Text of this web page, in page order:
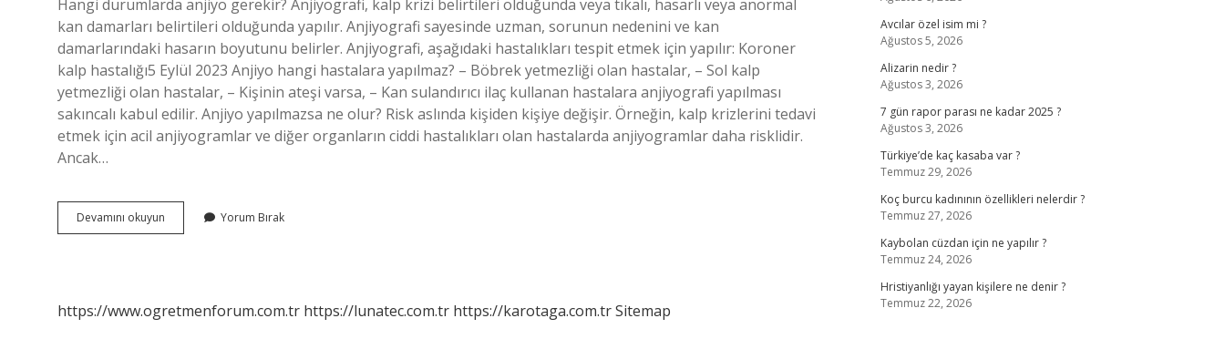
Hangi durumlarda anjiyo gerekir? Anjiyografi, kalp krizi belirtileri olduğunda veya tıkalı, hasarlı veya anormal
kan damarları belirtileri olduğunda yapılır. Anjiyografi sayesinde uzman, sorunun nedenini ve kan
damarlarındaki hasarın boyutunu belirler. Anjiyografi, aşağıdaki hastalıkları tespit etmek için yapılır: Koroner
kalp hastalığı5 Eylül 2023 Anjiyo hangi hastalara yapılmaz? – Böbrek yetmezliği olan hastalar, – Sol kalp
yetmezliği olan hastalar, – Kişinin ateşi varsa, – Kan sulandırıcı ilaç kullanan hastalara anjiyografi yapılması
sakıncalı kabul edilir. Anjiyo yapılmazsa ne olur? Risk aslında kişiden kişiye değişir. Örneğin, kalp krizlerini tedavi
etmek için acil anjiyogramlar ve diğer organların ciddi hastalıkları olan hastalarda anjiyogramlar daha risklidir.
Ancak…
Devamını okuyun
Hastalara
Yorum Bırak
https://www.ogretmenforum.com.tr https://lunatec.com.tr https://karotaga.com.trSitemap
Avcılar özel isim mi ?
Ağustos 5, 2026
Alizarin nedir ?
Ağustos 3, 2026
7 gün rapor parası ne kadar 2025 ?
Ağustos 3, 2026
Türkiye’de kaç kasaba var ?
Temmuz 29, 2026
Koç burcu kadınının özellikleri nelerdir ?
Temmuz 27, 2026
Kaybolan cüzdan için ne yapılır ?
Temmuz 24, 2026
Hristiyanlığı yayan kişilere ne denir ?
Temmuz 22, 2026